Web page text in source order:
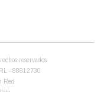
reservados
- 88812730
Red